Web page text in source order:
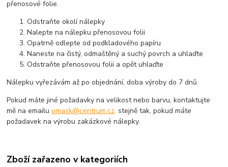
přenosové folie.
Odstraňte okolí nálepky
Nalepte na nálepku přenosovou folii
Opatrně odlepte od podkladového papíru
Naneste na čistý, odmaštěný a suchý povrch a uhlaďte
Odstraňte přenosovou folii a opět uhlaďte
Nálepku vyřezávám až po objednání, doba výroby do 7 dnů.
Pokud máte jiné požadavky na velikost nebo barvu, kontaktujte
mě na emailuomask@centrum.cz, stejně tak, pokud máte
požadavek na výrobu zakázkové nálepky.
Zboží zařazeno v kategoriích